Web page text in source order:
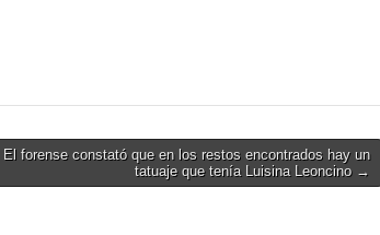
El forense constató que en los restos encontrados hay un
tatuaje que tenía Luisina Leoncino →